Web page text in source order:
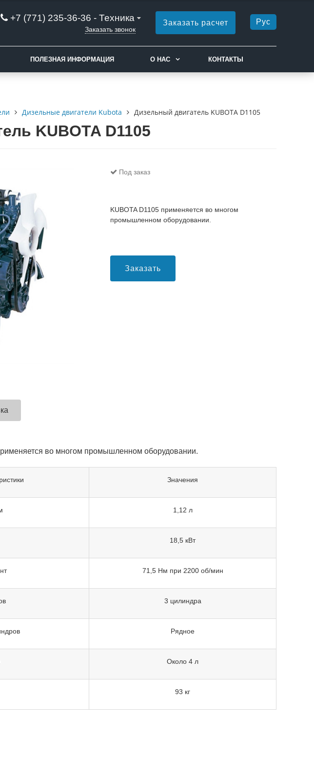
+7 (771) 235-36-36 - Техника
Заказать звонок
Заказать расчет Рус
ПОЛЕЗНАЯ ИНФОРМАЦИЯ О НАС КОНТАКТЫ
Дизельные двигатели Kubota Дизельный двигатель KUBOTA D1105
KUBOTA D1105
Под заказ
KUBOTA D1105 применяется во многом
промышленном оборудовании.
Заказать
во многом промышленном оборудовании.
Значения
1,12 л
18,5 кВт
71,5 Нм при 2200 об/мин
3 цилиндра
Рядное
Около 4 л
93 кг